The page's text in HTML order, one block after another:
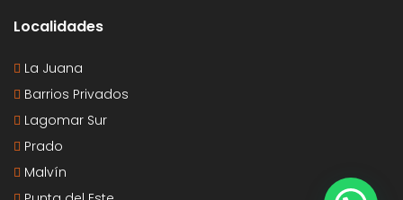
Localidades
La Juana
Barrios Privados
Lagomar Sur
Prado
Malvín